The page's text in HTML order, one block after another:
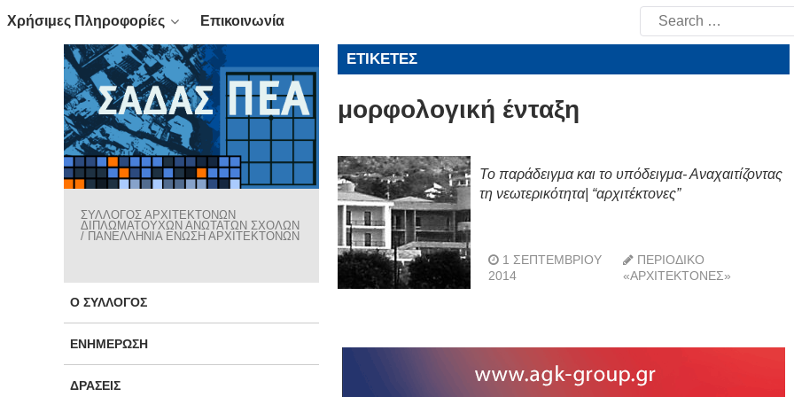
Χρήσιμες Πληροφορίες Επικοινωνία
Search
for:
ΣΥΛΛΟΓΟΣ ΑΡΧΙΤΕΚΤΟΝΩΝ
ΔΙΠΛΩΜΑΤΟΥΧΩΝ ΑΝΩΤΑΤΩΝ ΣΧΟΛΩΝ
/ ΠΑΝΕΛΛΗΝΙΑ ΕΝΩΣΗ ΑΡΧΙΤΕΚΤΟΝΩΝ
Ο ΣΎΛΛΟΓΟΣ
ΕΝΗΜΈΡΩΣΗ
ΔΡΆΣΕΙΣ
ΕΤΙΚΈΤΕΣ
μορφολογική ένταξη
Το παράδειγμα και το υπόδειγμα- Αναχαιτίζοντας
τη νεωτερικότητα| “αρχιτέκτονες”
1 ΣΕΠΤΕΜΒΡΊΟΥ
2014
ΠΕΡΙΟΔΙΚΌ
«ΑΡΧΙΤΈΚΤΟΝΕΣ»